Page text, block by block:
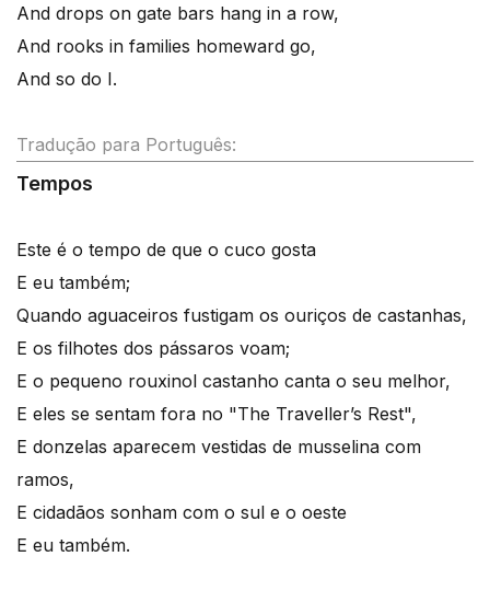
And drops on gate bars hang in a row,
And rooks in families homeward go,
And so do I.
Tradução para Português:
Tempos
Este é o tempo de que o cuco gosta
E eu também;
Quando aguaceiros fustigam os ouriços de castanhas,
E os filhotes dos pássaros voam;
E o pequeno rouxinol castanho canta o seu melhor,
E eles se sentam fora no "The Traveller’s Rest",
E donzelas aparecem vestidas de musselina com
ramos,
E cidadãos sonham com o sul e o oeste
E eu também.